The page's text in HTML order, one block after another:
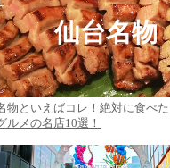
仙台名物
物といえばコレ！絶対に食べ
ルメの名店10選！